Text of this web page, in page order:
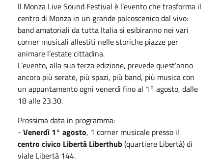
ll Monza Live Sound Festival è l’evento che trasforma il
centro di Monza in un grande palcoscenico dal vivo:
band amatoriali da tutta Italia si esibiranno nei vari
corner musicali allestiti nelle storiche piazze per
animare l’estate cittadina.
L’evento, alla sua terza edizione, prevede quest’anno
ancora più serate, più spazi, più band, più musica con
un appuntamento ogni venerdì fino al 1° agosto, dalle
18 alle 23.30.
Prossima data in programma:
- Venerdì 1° agosto, 1 corner musicale presso il
centro civico Libertà Liberthub (quartiere Libertà) di
viale Libertà 144.